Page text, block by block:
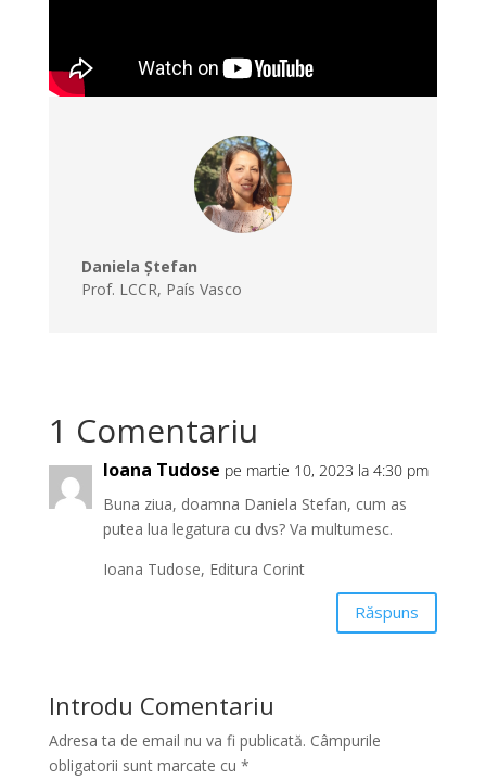
Daniela Ștefan
Prof. LCCR, País Vasco
1 Comentariu
Ioana Tudose pe martie 10, 2023 la 4:30 pm
Buna ziua, doamna Daniela Stefan, cum as
putea lua legatura cu dvs? Va multumesc.
Ioana Tudose, Editura Corint
Răspuns
Introdu Comentariu
Adresa ta de email nu va fi publicată. Câmpurile
obligatorii sunt marcate cu *